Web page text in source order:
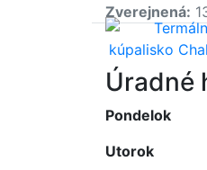
Zverejnená:
Úradné
Pondelok
Utorok